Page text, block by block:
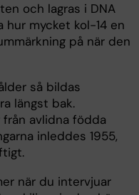
och lagras i DNA
hur mycket kol-14 en
på när den
så bildas
längst bak.
avlidna födda
inleddes 1955,
när du intervjuar